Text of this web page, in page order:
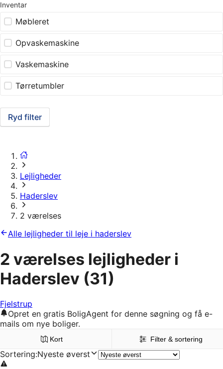
Inventar
Møbleret
Opvaskemaskine
Vaskemaskine
Tørretumbler
Ryd filter
Lejligheder
Haderslev
2 værelses
Alle lejligheder til leje i haderslev
2 værelses lejligheder i
Haderslev (31)
Fjelstrup
Opret en gratis BoligAgent for denne søgning og få e-
mails om nye boliger.
Kort Filter & sortering
Sortering:Nyeste øverst